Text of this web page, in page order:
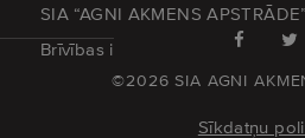
SIA “AGNI AKMENS APSTRĀDE”
Brīvības iela 173 – 27
©2026 SIA AGNI
Sīkdatņu